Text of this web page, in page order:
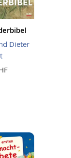
Dieter